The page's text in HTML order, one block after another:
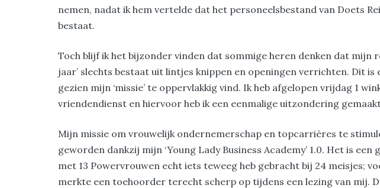
nemen, nadat ik hem vertelde dat het personeelsbestand van Doets
bestaat.
Toch blijf ik het bijzonder vinden dat sommige heren denken dat mijn
jaar’ slechts bestaat uit lintjes knippen en openingen verrichten. Dit is
gezien mijn ‘missie’ te oppervlakkig vind. Ik heb afgelopen vrijdag 1
vriendendienst en hiervoor heb ik een eenmalige uitzondering
Mijn missie om vrouwelijk ondernemerschap en topcarrières te
geworden dankzij mijn ‘Young Lady Business Academy’ 1.0. Het is
met 13 Powervrouwen echt iets teweeg heb gebracht bij 24 meisjes;
merkte een toehoorder terecht scherp op tijdens een lezing van mij.